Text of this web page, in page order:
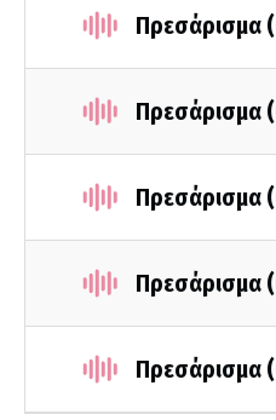
Πρεσάρισμα
Πρεσάρισμα
Πρεσάρισμα
Πρεσάρισμα
Πρεσάρισμα